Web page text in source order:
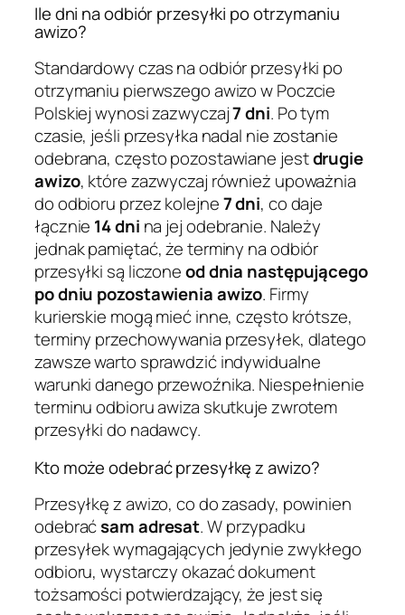
Ile dni na odbiór przesyłki po otrzymaniu
awizo?
Standardowy czas na odbiór przesyłki po
otrzymaniu pierwszego awizo w Poczcie
Polskiej wynosi zazwyczaj7 dni. Po tym
czasie, jeśli przesyłka nadal nie zostanie
odebrana, często pozostawiane jestdrugie
awizo, które zazwyczaj również upoważnia
do odbioru przez kolejne7 dni, co daje
łącznie 14 dni na jej odebranie. Należy
jednak pamiętać, że terminy na odbiór
przesyłki są liczoneod dnia następującego
po dniu pozostawienia awizo. Firmy
kurierskie mogą mieć inne, często krótsze,
terminy przechowywania przesyłek, dlatego
zawsze warto sprawdzić indywidualne
warunki danego przewoźnika. Niespełnienie
terminu odbioru awiza skutkuje zwrotem
przesyłki do nadawcy.
Kto może odebrać przesyłkę z awizo?
Przesyłkę z awizo, co do zasady, powinien
odebraćsam adresat. W przypadku
przesyłek wymagających jedynie zwykłego
odbioru, wystarczy okazać dokument
tożsamości potwierdzający, że jest się